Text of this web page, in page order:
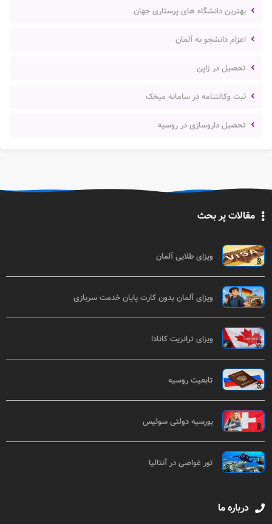
بهترین دانشگاه های پرستاری جهان
اعزام دانشجو به آلمان
تحصیل در ژاپن
ثبت وکالتنامه در سامانه میخک
تحصیل داروسازی در روسیه
مقالات پر بحث
ویزای طلایی آلمان
ویزای آلمان بدون کارت پایان خدمت سربازی
ویزای ترانزیت کانادا
تابعیت روسیه
بورسیه دولتی سوئیس
تور غواصی در آنتالیا
درباره ما